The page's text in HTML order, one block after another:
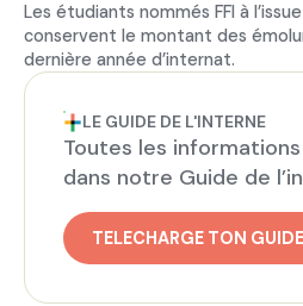
Les étudiants nommés FFI à
conservent le montant des
dernière année d’internat.
LE GUIDE DE L'INTERNE
Toutes les
dans notre Guide de
TELECHARGE TON GUIDE